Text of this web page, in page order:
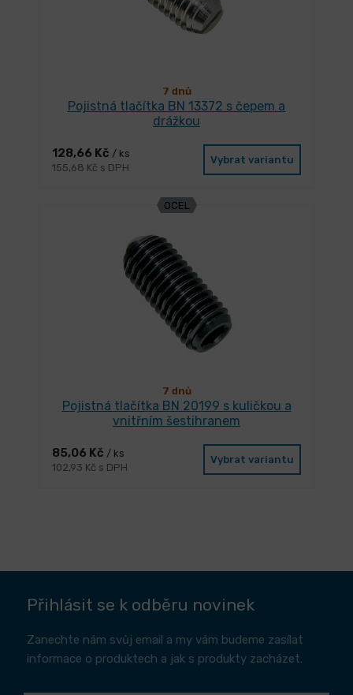
7 dnů
Pojistná tlačítka BN 13372 s čepem a
drážkou
128,66 Kč / ks
155,68 Kč s DPH
Vybrat variantu
OCEL
7 dnů
Pojistná tlačítka BN 20199 s kuličkou a
vnitřním šestihranem
85,06 Kč / ks
102,93 Kč s DPH
Vybrat variantu
Přihlásit se k odběru novinek
Zanechte nám svůj email a my vám budeme zasílat
informace o produktech a jak s produkty zacházet.